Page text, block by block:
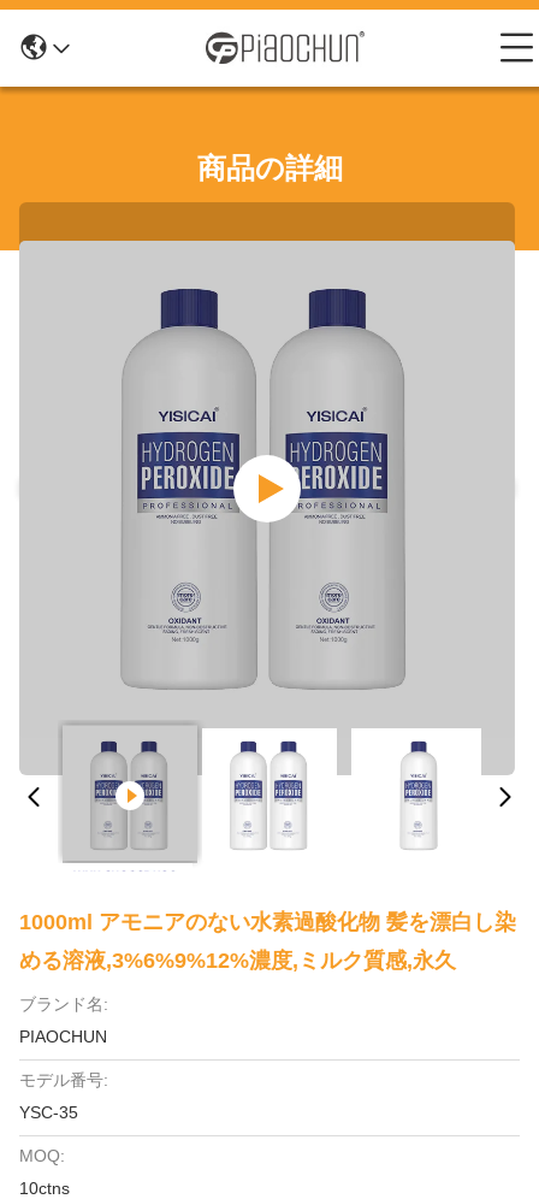
商品の詳細
1000ml アモニアのない水素過酸化物 髪を漂白し染
める溶液,3%6%9%12%濃度,ミルク質感,永久
ブランド名:
PIAOCHUN
モデル番号:
YSC-35
MOQ:
10ctns